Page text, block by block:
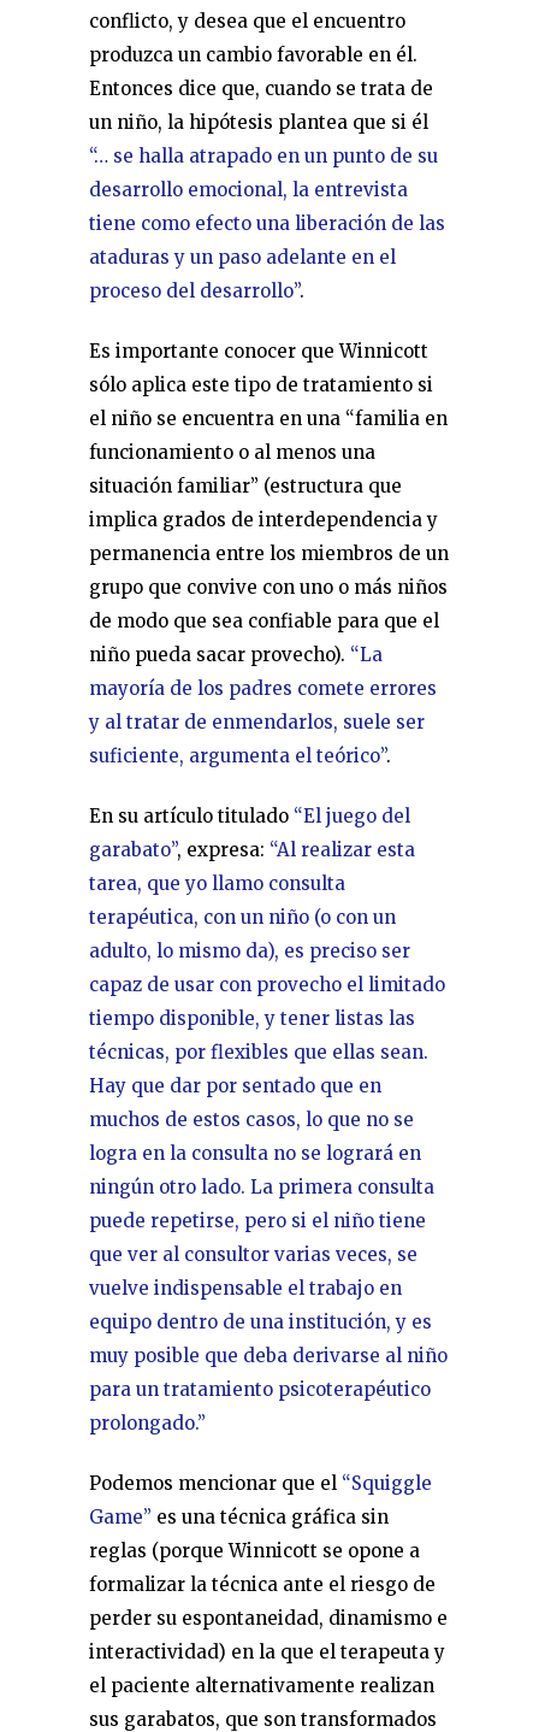
conflicto, y desea que el encuentro
produzca un cambio favorable en él.
Entonces dice que, cuando se trata de
un niño, la hipótesis plantea que si él
“… se halla atrapado en un punto de su
desarrollo emocional, la entrevista
tiene como efecto una liberación de las
ataduras y un paso adelante en el
proceso del desarrollo”.
Es importante conocer que Winnicott
sólo aplica este tipo de tratamiento si
el niño se encuentra en una “familia en
funcionamiento o al menos una
situación familiar” (estructura que
implica grados de interdependencia y
permanencia entre los miembros de un
grupo que convive con uno o más niños
de modo que sea confiable para que el
niño pueda sacar provecho). “La
mayoría de los padres comete errores
y al tratar de enmendarlos, suele ser
suficiente, argumenta el teórico”.
En su artículo titulado “El juego del
garabato”, expresa: “Al realizar esta
tarea, que yo llamo consulta
terapéutica, con un niño (o con un
adulto, lo mismo da), es preciso ser
capaz de usar con provecho el limitado
tiempo disponible, y tener listas las
técnicas, por flexibles que ellas sean.
Hay que dar por sentado que en
muchos de estos casos, lo que no se
logra en la consulta no se logrará en
ningún otro lado. La primera consulta
puede repetirse, pero si el niño tiene
que ver al consultor varias veces, se
vuelve indispensable el trabajo en
equipo dentro de una institución, y es
muy posible que deba derivarse al niño
para un tratamiento psicoterapéutico
prolongado.”
Podemos mencionar que el “Squiggle
Game” es una técnica gráfica sin
reglas (porque Winnicott se opone a
formalizar la técnica ante el riesgo de
perder su espontaneidad, dinamismo e
interactividad) en la que el terapeuta y
el paciente alternativamente realizan
sus garabatos, que son transformados